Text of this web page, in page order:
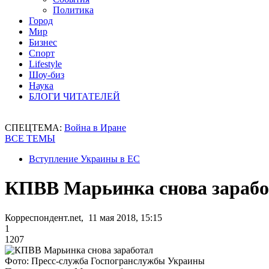
Политика
Город
Мир
Бизнес
Спорт
Lifestyle
Шоу-биз
Наука
БЛОГИ ЧИТАТЕЛЕЙ
СПЕЦТЕМА: Война в Иране
ВСЕ ТЕМЫ
Вступление Украины в ЕС
КПВВ Марьинка снова
Корреспондент.net, 11 мая 2018, 15:15
1
1207
Фото: Пресс-служба Госпогранслужбы Украины